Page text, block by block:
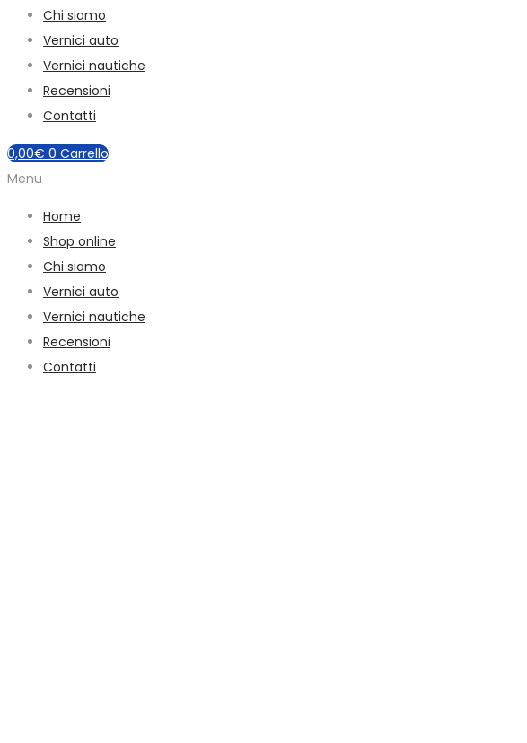
Chi siamo
Vernici auto
Vernici nautiche
Recensioni
Contatti
0,00€ 0 Carrello
Menu
Home
Shop online
Chi siamo
Vernici auto
Vernici nautiche
Recensioni
Contatti